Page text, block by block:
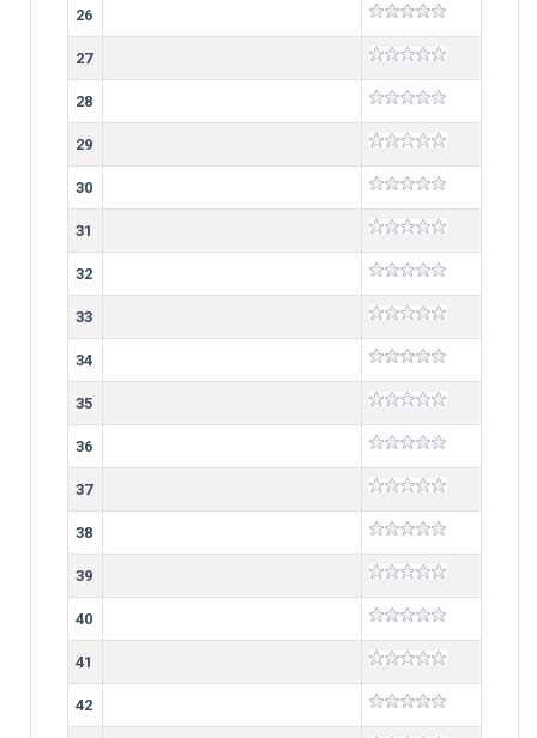
26
27
28
29
30
31
32
33
34
35
36
37
38
39
40
41
42